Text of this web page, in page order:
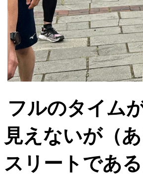
フルのタイム
見えないが（
スリートであ